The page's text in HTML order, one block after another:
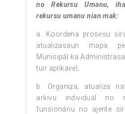
no Rekursu Umanu,
rekursu umanu nian mak:
a. Koordena prosesu
atualizasaun mapa
Munisipál ka
tuir aplikavel;
b. Organiza, atualiza
arkivu individuál no
funsionáriu no ajente